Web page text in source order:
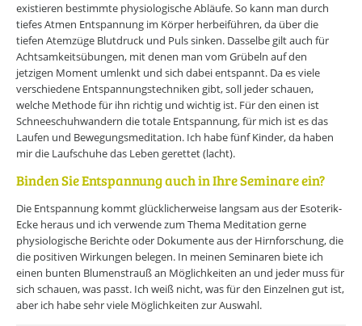
existieren bestimmte physiologische Abläufe. So kann man durch
tiefes Atmen Entspannung im Körper herbeiführen, da über die
tiefen Atemzüge Blutdruck und Puls sinken. Dasselbe gilt auch für
Achtsamkeitsübungen, mit denen man vom Grübeln auf den
jetzigen Moment umlenkt und sich dabei entspannt. Da es viele
verschiedene Entspannungstechniken gibt, soll jeder schauen,
welche Methode für ihn richtig und wichtig ist. Für den einen ist
Schneeschuhwandern die totale Entspannung, für mich ist es das
Laufen und Bewegungsmeditation. Ich habe fünf Kinder, da haben
mir die Laufschuhe das Leben gerettet (lacht).
Binden Sie Entspannung auch in Ihre Seminare ein?
Die Entspannung kommt glücklicherweise langsam aus der Esoterik-
Ecke heraus und ich verwende zum Thema Meditation gerne
physiologische Berichte oder Dokumente aus der Hirnforschung, die
die positiven Wirkungen belegen. In meinen Seminaren biete ich
einen bunten Blumenstrauß an Möglichkeiten an und jeder muss für
sich schauen, was passt. Ich weiß nicht, was für den Einzelnen gut ist,
aber ich habe sehr viele Möglichkeiten zur Auswahl.